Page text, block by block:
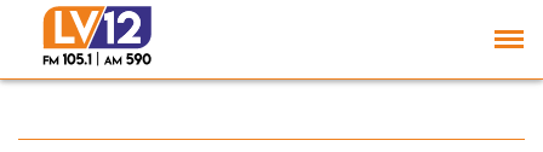
Gabriel "Mocho"
Fernández será el nuevo
DT de Lastenia